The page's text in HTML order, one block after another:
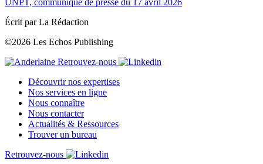
Écrit par La Rédaction
©2026 Les Echos Publishing
Retrouvez-nous
Découvrir nos expertises
Nos services en ligne
Nous connaître
Nous contacter
Actualités & Ressources
Trouver un bureau
Retrouvez-nous